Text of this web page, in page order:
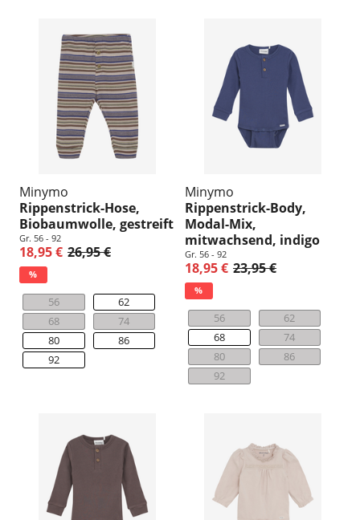
Minymo
Rippenstrick-Hose,
Biobaumwolle, gestreift
Gr. 56 - 92
18,95 € 26,95 €
%
56
62
68
74
80
86
92
Minymo
Rippenstrick-Body,
Modal-Mix,
mitwachsend, indigo
Gr. 56 - 92
18,95 € 23,95 €
%
56
62
68
74
80
86
92